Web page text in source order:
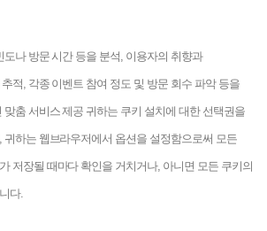
나 방문 시간 등을 분석, 이용자의 취향과
적, 각종 이벤트 참여 정도 및 방문 회수 파악 등을
맞춤 서비스 제공 귀하는 쿠키 설치에 대한 선택권을
귀하는 웹브라우저에서 옵션을 설정함으로써 모든
저장될 때마다 확인을 거치거나, 아니면 모든 쿠키의
다.